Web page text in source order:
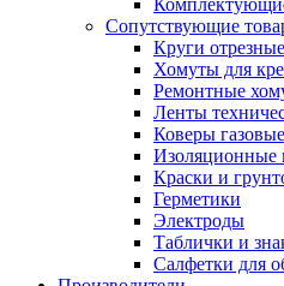
Сопутствующие
Круги
Хомуты для
Ремонтные
Ленты
Коверы газовые
Изоляционные
Краски и
Герметики
Электроды
Таблички и
Салфетки для